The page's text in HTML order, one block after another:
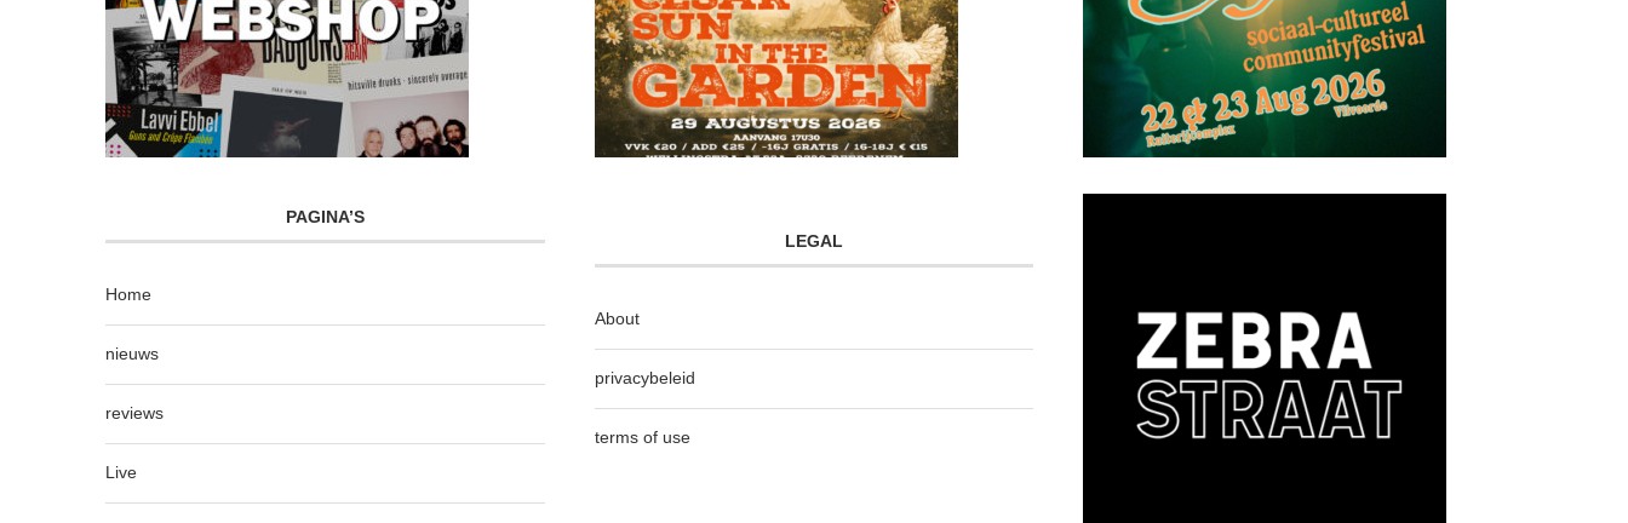
PAGINA’S
Home
nieuws
reviews
Live
LEGAL
About
privacybeleid
terms of use